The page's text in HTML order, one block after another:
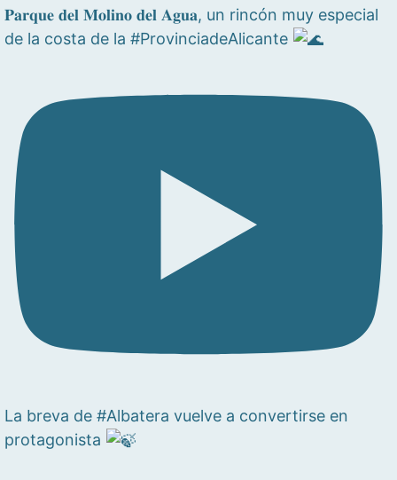
𝐏𝐚𝐫𝐪𝐮𝐞 𝐝𝐞𝐥 𝐌𝐨𝐥𝐢𝐧𝐨 𝐝𝐞𝐥 𝐀𝐠𝐮𝐚, un rincón muy especial
de la costa de la #ProvinciadeAlicante
La breva de #Albatera vuelve a convertirse en
protagonista